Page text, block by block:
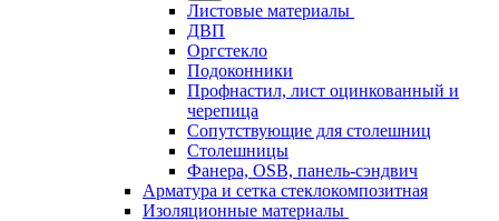
Листовые материалы
ДВП
Оргстекло
Подоконники
Профнастил, лист оцинкованный и
черепица
Сопутствующие для столешниц
Столешницы
Фанера, OSB, панель-сэндвич
Арматура и сетка стеклокомпозитная
Изоляционные материалы